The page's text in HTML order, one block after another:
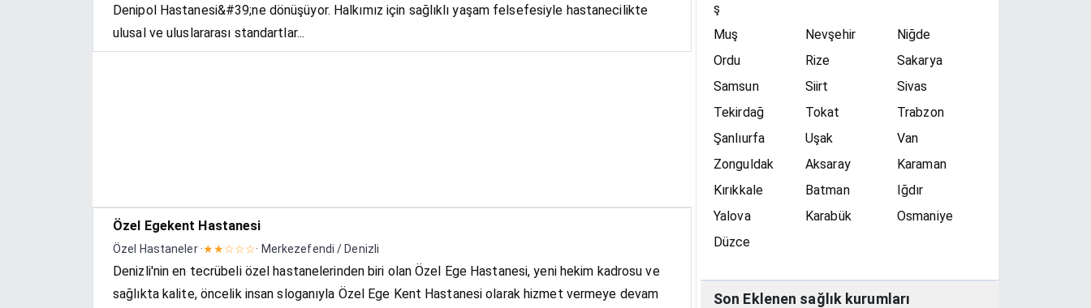
Denipol Hastanesi&#39;ne dönüşüyor. Halkımız için sağlıklı yaşam felsefesiyle hastanecilikte
ulusal ve uluslararası standartlar...
Özel Egekent Hastanesi
Özel Hastaneler ·★★☆☆☆· Merkezefendi / Denizli
Denizli'nin en tecrübeli özel hastanelerinden biri olan Özel Ege Hastanesi, yeni hekim kadrosu ve
sağlıkta kalite, öncelik insan sloganıyla Özel Ege Kent Hastanesi olarak hizmet vermeye devam
ş
Muş Nevşehir
Niğde
Ordu
Rize
Sakarya
Samsun
Siirt
Sivas
Tekirdağ
Tokat
Trabzon
Şanlıurfa
Uşak
Van
Zonguldak
Aksaray
Karaman
Kırıkkale
Batman
Iğdır
Yalova
Karabük
Osmaniye
Düzce
Son Eklenen sağlık kurumları